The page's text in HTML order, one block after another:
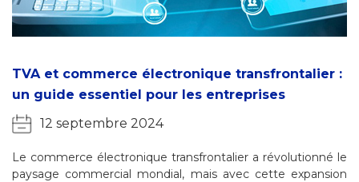
TVA et commerce électronique transfrontalier :
un guide essentiel pour les entreprises
12 septembre 2024
Le commerce électronique transfrontalier a révolutionné le
paysage commercial mondial, mais avec cette expansion